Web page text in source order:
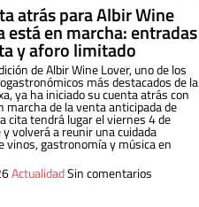
atrás para Albir Wine
está en marcha: entradas
y aforo limitado
de Albir Wine Lover, uno de los
más destacados de la
ya ha iniciado su cuenta atrás con
marcha de la venta anticipada de
cita tendrá lugar el viernes 4 de
volverá a reunir una cuidada
vinos, gastronomía y música en
ActualidadSin comentarios